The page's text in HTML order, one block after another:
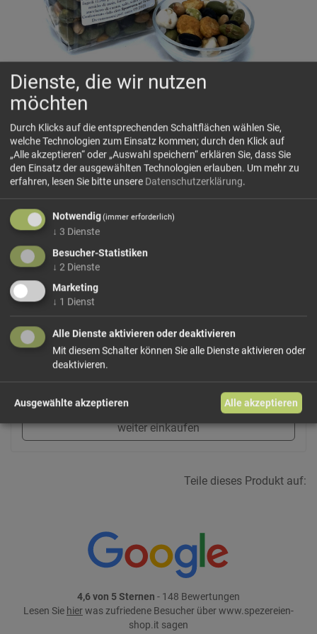
Knusprig gerösteter und gesalzener Mix aus Sojabohnen
Bohnen und Erbsen mit herzhaft-würzigem Charakter –
eine spannende Alternative zu klassischen Chips. Durch
den hohen Anteil an Hülsenfrüchten ist die Mischung
sieMagnesium, Phosphor und Eisen
mehr Infos +
Dieses Produkt führen wir lose.
Variante!
ab 1,30 € / 100g
In den Warenkorb
weiter einkaufen
Teile dieses Produkt auf:
4,6 von 5 Sternen - 148 Bewertungen
Lesen Sie hierwas zufriedene Besucher über www.spezereien-
shop.it sagen
Dienste, die wir nutzen
möchten
Durch Klicks auf die entsprechenden Schaltflächen wählen Sie,
welche Technologien zum Einsatz kommen; durch den Klick auf
„Alle akzeptieren“ oder „Auswahl speichern“ erklären Sie, dass Sie
den Einsatz der ausgewählten Technologien erlauben. Um mehr zu
erfahren, lesen Sie bitte unsere Datenschutzerklärung.
Notwendig(immer erforderlich)
↓ 3 Dienste
Besucher-Statistiken
↓ 2 Dienste
Marketing
↓ 1 Dienst
Alle Dienste aktivieren oder deaktivieren
Mit diesem Schalter können Sie alle Dienste aktivieren oder
deaktivieren.
Ausgewählte akzeptieren Alle akzeptieren